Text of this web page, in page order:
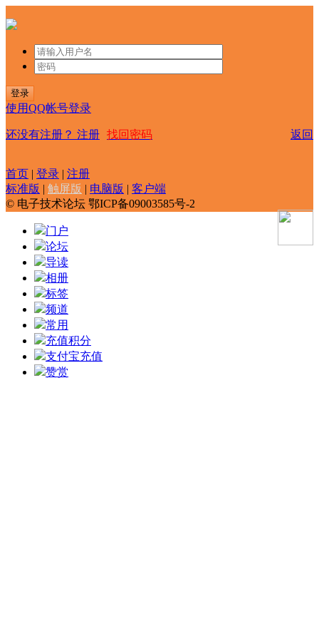
登录
使用QQ帐号登录
还没有注册？ 注册 找回密码 返回
首页 | 登录 | 注册
标准版 | 触屏版 | 电脑版 | 客户端
© 电子技术论坛 鄂ICP备09003585号-2
门户
论坛
导读
相册
标签
频道
常用
充值积分
支付宝充值
赞赏